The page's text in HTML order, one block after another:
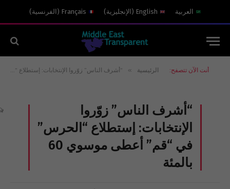
العربية English
( الإنجليزية)
Français
( الفرنسية)
أنت الآن تتصفح: الرئيسية » “أشرف الناس” زوّروا الإنتخابات: إستطلاع “الحرس” في “قم” أعطى موسوي 60 بالمئة
“أشرف الناس” زوّروا
الإنتخابات: إستطلاع “الحرس”
في “قم” أعطى موسوي 60
بالمئة